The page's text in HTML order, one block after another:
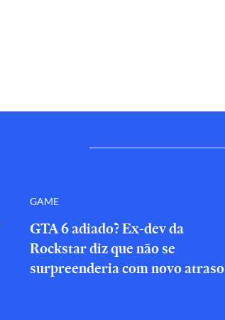
GAME
GTA 6 adiado? Ex-dev da
Rockstar diz que não se
surpreenderia com novo atraso